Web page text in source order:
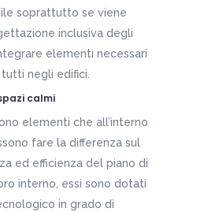
soprattutto se viene
inclusiva degli
elementi necessari
negli edifici.
calmi
elementi che all’interno
fare la differenza sul
ed efficienza del piano di
interno, essi sono dotati
in grado di